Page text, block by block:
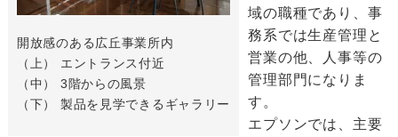
開放感のある広丘事業所内
（上） エントランス付近
（中） 3階からの風景
（下） 製品を見学できるギャラリー
域の職種であり、事
務系では生産管理と
営業の他、人事等の
管理部門になりま
す。
エプソンでは、主要